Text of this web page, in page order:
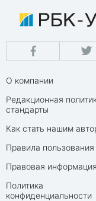
О компании
Редакционная
стандарты
Как стать нашим
Правила пользования
Правовая информация
Политика
конфиденциальности